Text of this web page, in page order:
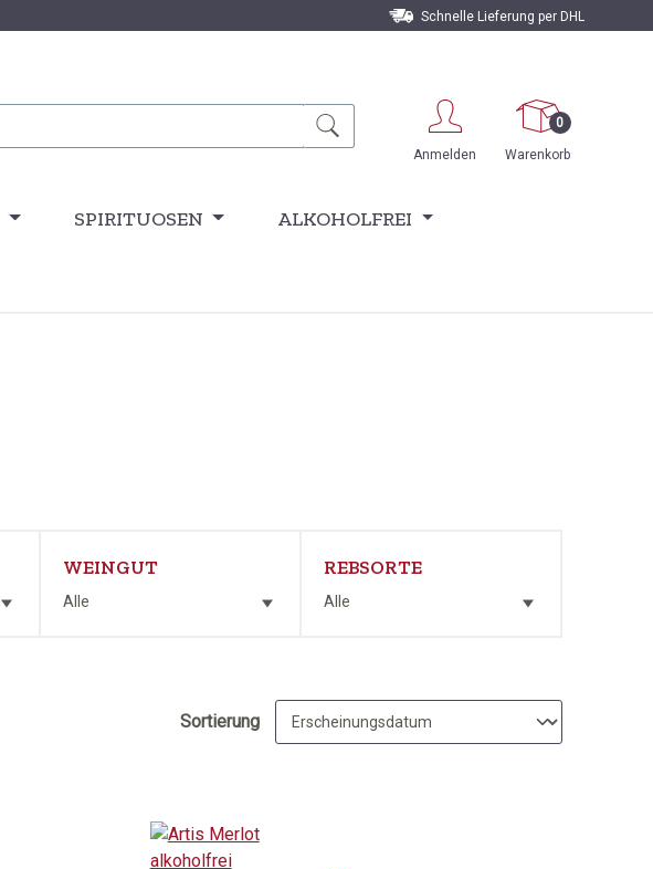
Schnelle Lieferung per DHL
Anmelden
0
Warenkorb
SPIRITUOSEN ALKOHOLFREI
WEINGUT
Alle
REBSORTE
Alle
Sortierung